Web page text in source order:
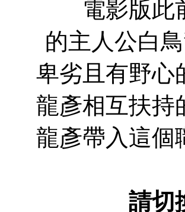
電影版此前
的主人公白
卑劣且有野心
龍彥相互扶持
龍彥帶入這個
請切